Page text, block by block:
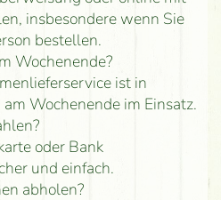
insbesondere wenn Sie
bestellen.
Wochenende?
ist in
Wochenende im Einsatz.
oder Bank
und einfach.
abholen?